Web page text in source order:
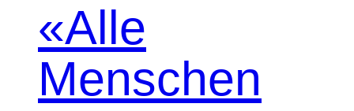
«Alle
Menschen